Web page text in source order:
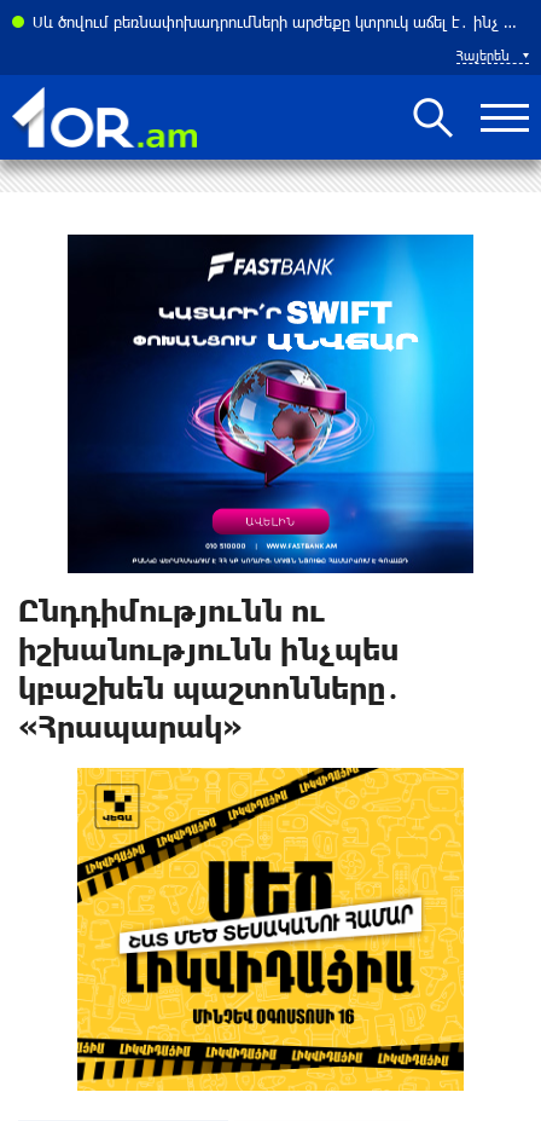
Սև ծովում բեռնափոխադրումների արժեքը կտրուկ աճել է․ ինչ ազդեցություն կունենա այն Հայաստանի վրա
Հայերեն
Ընդդիմությունն ու
իշխանությունն ինչպես
կբաշխեն պաշտոնները․
«Հրապարակ»